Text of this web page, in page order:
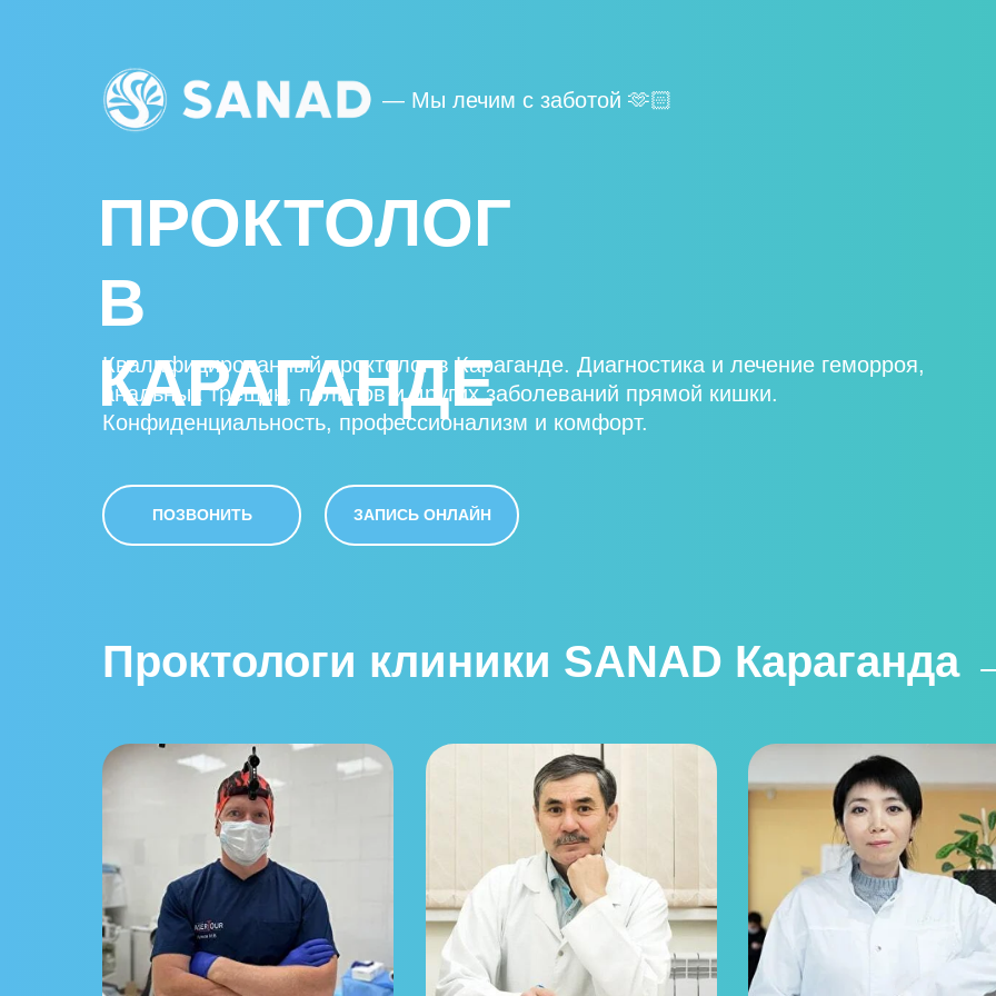
ПРОКТОЛОГ
В
КАРАГАНДЕ
Квалифицированный проктолог в Караганде. Диагностика и лечение геморроя,
анальных трещин, полипов и других заболеваний прямой кишки.
Конфиденциальность, профессионализм и комфорт.
ПОЗВОНИТЬ ЗАПИСЬ ОНЛАЙН
— Мы лечим с заботой 🫶🏻
Проктологи клиники SANAD Караганда